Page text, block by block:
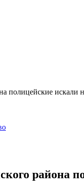
полицейские искали
района